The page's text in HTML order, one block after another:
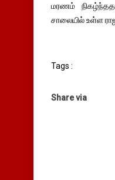
மரணம்
சாலையில் உள்ள
Tags :
Share via